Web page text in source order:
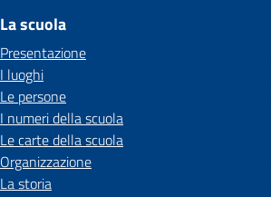
La scuola
Presentazione
I luoghi
Le persone
I numeri della scuola
Le carte della scuola
Organizzazione
La storia